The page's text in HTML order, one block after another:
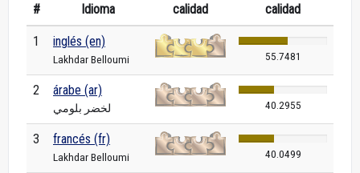
# Idioma
calidad
calidad
1 inglés (en)
Lakhdar Belloumi 55.7481
2 árabe (ar)
لخضر بلومي 40.2955
3 francés (fr)
Lakhdar Belloumi 40.0499